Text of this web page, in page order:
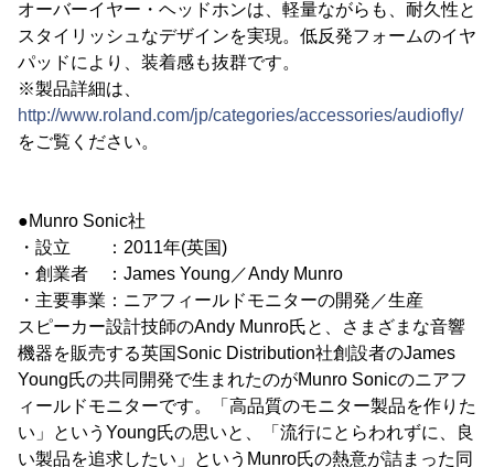
オーバーイヤー・ヘッドホンは、軽量ながらも、耐久性と
スタイリッシュなデザインを実現。低反発フォームのイヤ
パッドにより、装着感も抜群です。
※製品詳細は、
http://www.roland.com/jp/categories/accessories/audiofly/
をご覧ください。
●Munro Sonic社
・設立 ：2011年(英国)
・創業者 ：James Young／Andy Munro
・主要事業：ニアフィールドモニターの開発／生産
スピーカー設計技師のAndy Munro氏と、さまざまな音響
機器を販売する英国Sonic Distribution社創設者のJames
Young氏の共同開発で生まれたのがMunro Sonicのニアフ
ィールドモニターです。「高品質のモニター製品を作りた
い」というYoung氏の思いと、「流行にとらわれずに、良
い製品を追求したい」というMunro氏の熱意が詰まった同